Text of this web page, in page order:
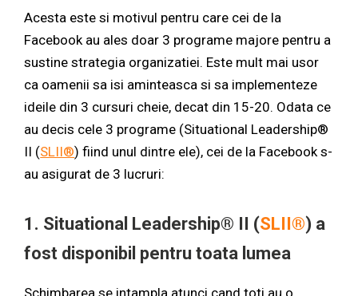
Acesta este si motivul pentru care cei de la
Facebook au ales doar 3 programe majore pentru a
sustine strategia organizatiei. Este mult mai usor
ca oamenii sa isi aminteasca si sa implementeze
ideile din 3 cursuri cheie, decat din 15-20. Odata ce
au decis cele 3 programe (Situational Leadership®
II (SLII®) fiind unul dintre ele), cei de la Facebook s-
au asigurat de 3 lucruri:
1. Situational Leadership® II (SLII®) a
fost disponibil pentru toata lumea